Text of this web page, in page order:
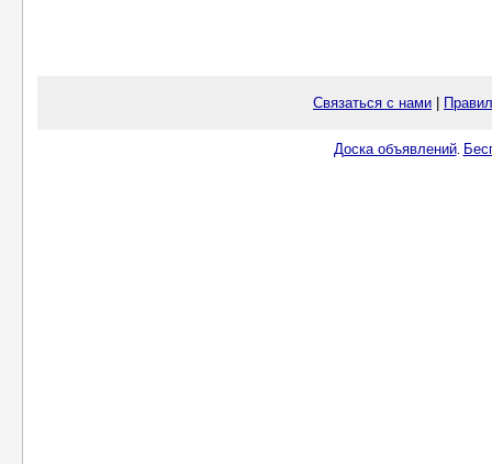
Связаться с нами
Доска объявлений.